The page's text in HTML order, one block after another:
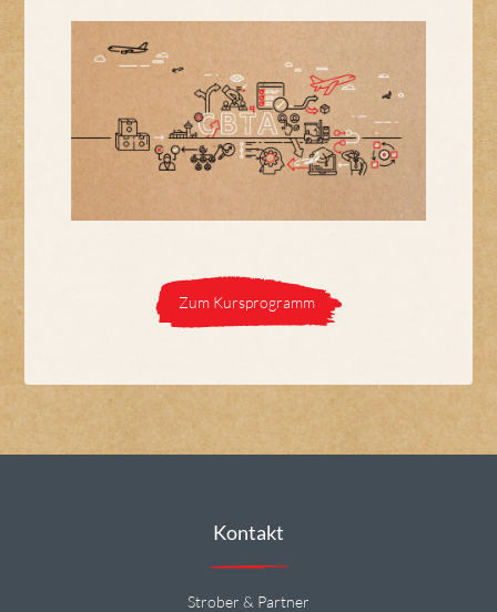
Zum Kursprogramm
Kontakt
Strober & Partner